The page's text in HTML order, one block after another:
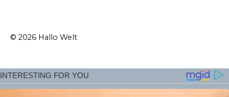
© 2026 Hallo Welt